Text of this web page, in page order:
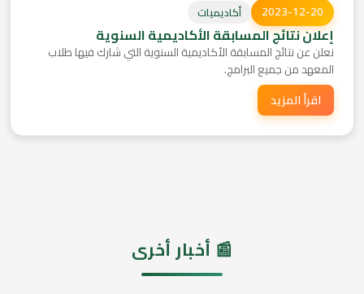
2023-12-20 أكاديميات
إعلان نتائج المسابقة الأكاديمية السنوية
نعلن عن نتائج المسابقة الأكاديمية السنوية التي شارك فيها طلاب
المعهد من جميع البرامج.
اقرأ المزيد
📰 أخبار أخرى